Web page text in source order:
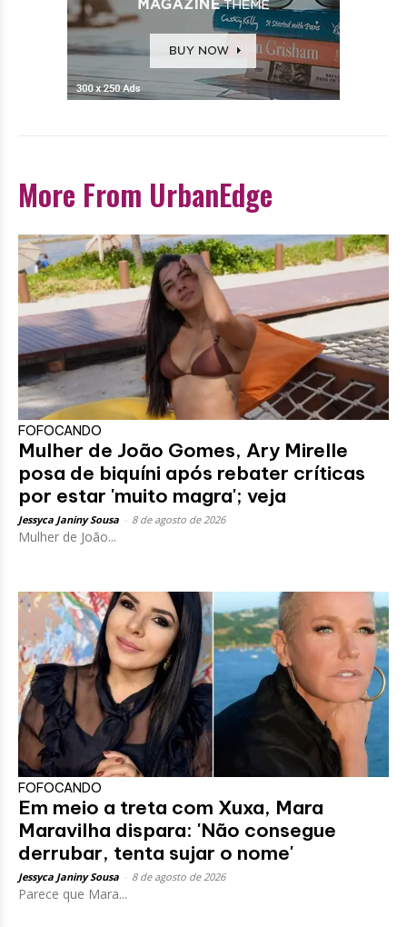
More From UrbanEdge
FOFOCANDO
Mulher de João Gomes, Ary Mirelle
posa de biquíni após rebater críticas
por estar 'muito magra'; veja
Jessyca Janiny Sousa 8 de agosto de 2026
Mulher de João...
FOFOCANDO
Em meio a treta com Xuxa, Mara
Maravilha dispara: 'Não consegue
derrubar, tenta sujar o nome'
Jessyca Janiny Sousa 8 de agosto de 2026
Parece que Mara...